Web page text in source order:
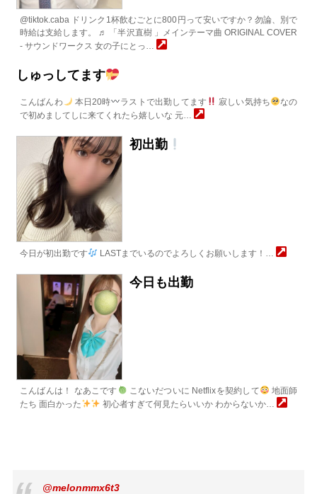
@tiktok.caba ドリンク1杯飲むごとに800円って安いですか？勿論、別で
時給は支給します。 ♬ 「半沢直樹 」メインテーマ曲 ORIGINAL COVER
- サウンドワークス 女の子にとっ…
しゅっしてます
こんばんわ 本日20時 ラストで出勤してます 寂しい気持ち
なの
で初めましてしに来てくれたら嬉しいな 元…
初出勤
今日が初出勤です LASTまでいるのでよろしくお願いします！…
今日も出勤
こんばんは！ なあこです こないだついに Netflixを契約して
地面師
たち 面白かった
初心者すぎて何見たらいいか わからないか…
@melonmmx6t3